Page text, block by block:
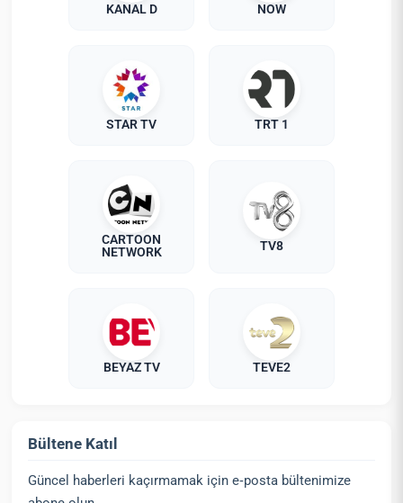
KANAL D NOW
STAR TV TRT 1
CARTOON
NETWORK
TV8
BEYAZ TV TEVE2
Bültene Katıl
Güncel haberleri kaçırmamak için e‑posta bültenimize